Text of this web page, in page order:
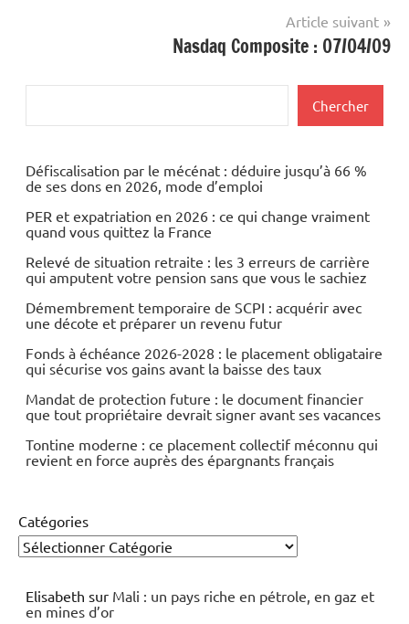
Article suivant
Nasdaq Composite : 07/04/09
Chercher
Défiscalisation par le mécénat : déduire jusqu’à 66 %
de ses dons en 2026, mode d’emploi
PER et expatriation en 2026 : ce qui change vraiment
quand vous quittez la France
Relevé de situation retraite : les 3 erreurs de carrière
qui amputent votre pension sans que vous le sachiez
Démembrement temporaire de SCPI : acquérir avec
une décote et préparer un revenu futur
Fonds à échéance 2026-2028 : le placement obligataire
qui sécurise vos gains avant la baisse des taux
Mandat de protection future : le document financier
que tout propriétaire devrait signer avant ses vacances
Tontine moderne : ce placement collectif méconnu qui
revient en force auprès des épargnants français
Catégories
Elisabeth sur Mali : un pays riche en pétrole, en gaz et
en mines d’or